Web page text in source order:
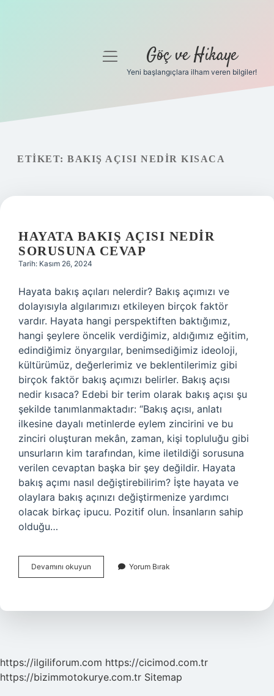
Gizlilik Politikası
menüyü
Göç ve Hikaye
Yeni başlangıçlara ilham veren bilgiler!
ETIKET: BAKIŞ AÇISI NEDIR KISACA
HAYATA BAKIŞ AÇISI NEDIR
SORUSUNA CEVAP
Tarih: Kasım 26, 2024
Hayata bakış açıları nelerdir? Bakış açımızı ve
dolayısıyla algılarımızı etkileyen birçok faktör
vardır. Hayata hangi perspektiften baktığımız,
hangi şeylere öncelik verdiğimiz, aldığımız eğitim,
edindiğimiz önyargılar, benimsediğimiz ideoloji,
kültürümüz, değerlerimiz ve beklentilerimiz gibi
birçok faktör bakış açımızı belirler. Bakış açısı
nedir kısaca? Edebi bir terim olarak bakış açısı şu
şekilde tanımlanmaktadır: “Bakış açısı, anlatı
ilkesine dayalı metinlerde eylem zincirini ve bu
zinciri oluşturan mekân, zaman, kişi topluluğu gibi
unsurların kim tarafından, kime iletildiği sorusuna
verilen cevaptan başka bir şey değildir. Hayata
bakış açımı nasıl değiştirebilirim? İşte hayata ve
olaylara bakış açınızı değiştirmenize yardımcı
olacak birkaç ipucu. Pozitif olun. İnsanların sahip
olduğu…
Devamını okuyun
Bakış
Sorusuna
Yorum Bırak
https://ilgiliforum.com https://cicimod.com.tr
https://bizimmotokurye.com.tr Sitemap